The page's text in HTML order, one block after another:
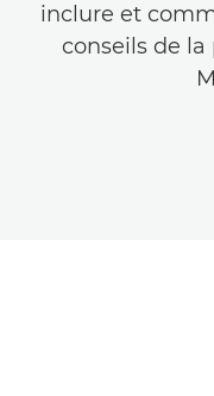
inclure et
conseils de